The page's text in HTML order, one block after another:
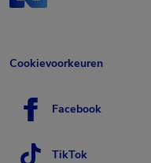
Cookievoorkeuren
Facebook
TikTok